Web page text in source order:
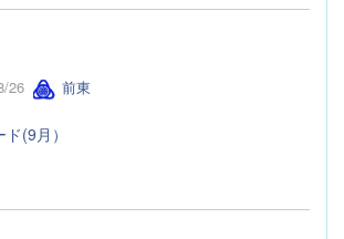
26 前東
(9月）